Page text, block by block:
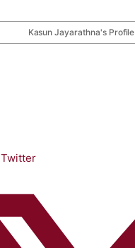
Kasun Jayarathna's Profile
Twitter